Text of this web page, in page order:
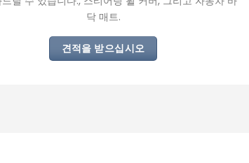
닥 매트.
견적을 받으십시오